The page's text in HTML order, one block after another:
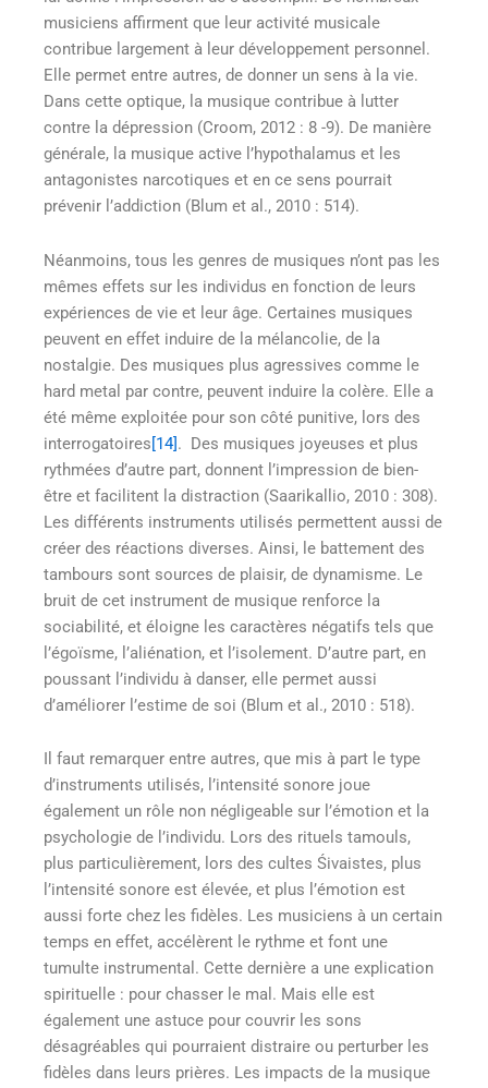
musiciens affirment que leur activité musicale
contribue largement à leur développement personnel.
Elle permet entre autres, de donner un sens à la vie.
Dans cette optique, la musique contribue à lutter
contre la dépression (Croom, 2012 : 8 -9). De manière
générale, la musique active l’hypothalamus et les
antagonistes narcotiques et en ce sens pourrait
prévenir l’addiction (Blum et al., 2010 : 514).
Néanmoins, tous les genres de musiques n’ont pas les
mêmes effets sur les individus en fonction de leurs
expériences de vie et leur âge. Certaines musiques
peuvent en effet induire de la mélancolie, de la
nostalgie. Des musiques plus agressives comme le
hard metal par contre, peuvent induire la colère. Elle a
été même exploitée pour son côté punitive, lors des
interrogatoires[14]. Des musiques joyeuses et plus
rythmées d’autre part, donnent l’impression de bien-
être et facilitent la distraction (Saarikallio, 2010 : 308).
Les différents instruments utilisés permettent aussi de
créer des réactions diverses. Ainsi, le battement des
tambours sont sources de plaisir, de dynamisme. Le
bruit de cet instrument de musique renforce la
sociabilité, et éloigne les caractères négatifs tels que
l’égoïsme, l’aliénation, et l’isolement. D’autre part, en
poussant l’individu à danser, elle permet aussi
d’améliorer l’estime de soi (Blum et al., 2010 : 518).
Il faut remarquer entre autres, que mis à part le type
d’instruments utilisés, l’intensité sonore joue
également un rôle non négligeable sur l’émotion et la
psychologie de l’individu. Lors des rituels tamouls,
plus particulièrement, lors des cultes Śivaistes, plus
l’intensité sonore est élevée, et plus l’émotion est
aussi forte chez les fidèles. Les musiciens à un certain
temps en effet, accélèrent le rythme et font une
tumulte instrumental. Cette dernière a une explication
spirituelle : pour chasser le mal. Mais elle est
également une astuce pour couvrir les sons
désagréables qui pourraient distraire ou perturber les
fidèles dans leurs prières. Les impacts de la musique